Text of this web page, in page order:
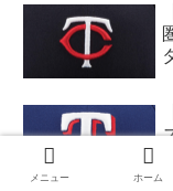
メニュー ホーム